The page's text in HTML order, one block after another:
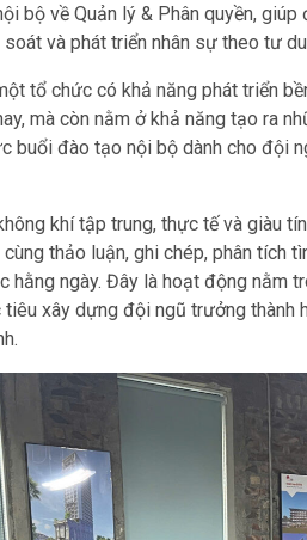
bộ về Quản lý & Phân quyền,
và phát triển nhân sự theo tư
tổ chức có khả năng phát triển
mà còn nằm ở khả năng tạo ra
buổi đào tạo nội bộ dành cho đội
khí tập trung, thực tế và giàu
thảo luận, ghi chép, phân tích
hằng ngày. Đây là hoạt động nằm
xây dựng đội ngũ trưởng thành